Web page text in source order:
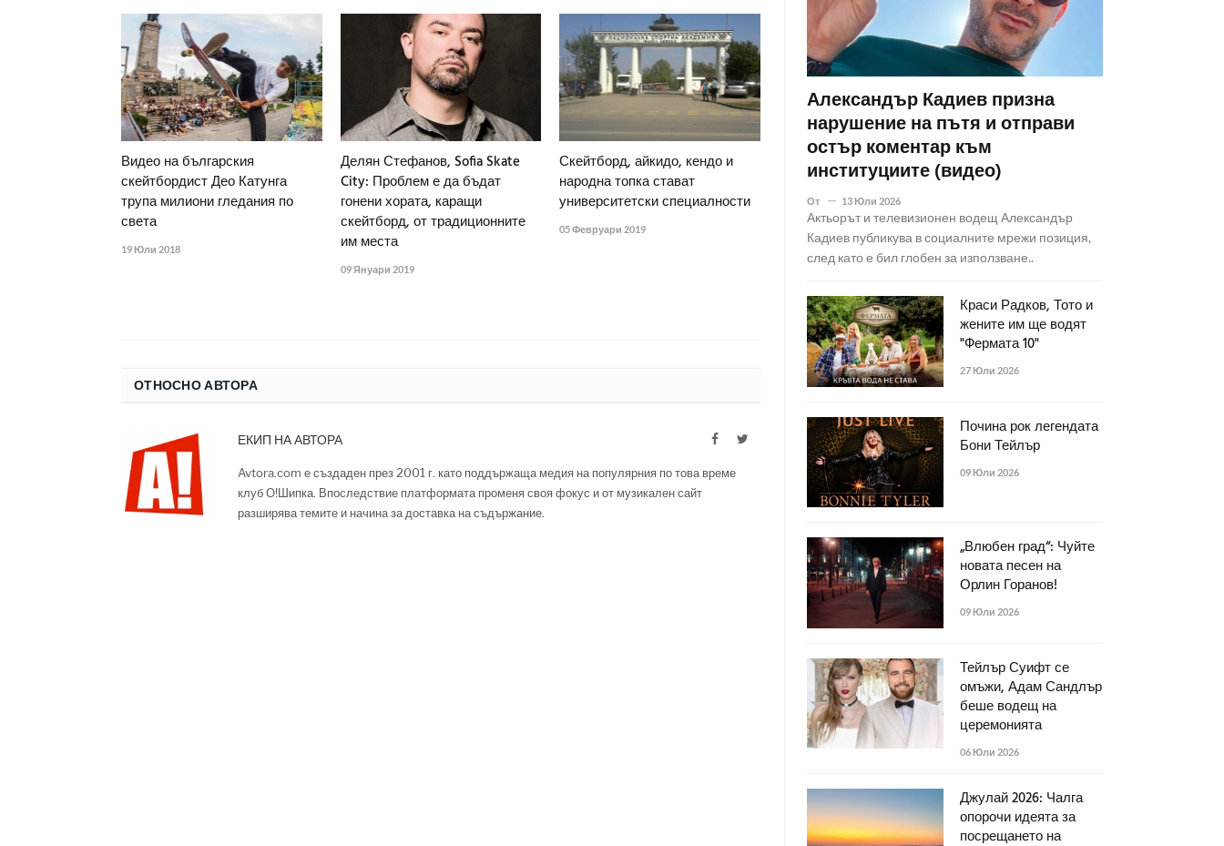
Видео на българския
скейтбордист Део Катунга
трупа милиони гледания по
света
19 Юли 2018
Делян Стефанов, Sofia Skate
City: Проблем е да бъдат
гонени хората, каращи
скейтборд, от традиционните
им места
09 Януари 2019
Скейтборд, айкидо, кендо и
народна топка стават
университетски специалности
05 Февруари 2019
ОТНОСНО АВТОРА
ЕКИП НА АВТОРА FacebookTwitter
Avtora.com е създаден през 2001 г. като поддържаща медия на популярния по това време
клуб О!Шипка. Впоследствие платформата променя своя фокус и от музикален сайт
разширява темите и начина за доставка на съдържание.
Александър Кадиев призна
нарушение на пътя и отправи
остър коментар към
институциите (видео)
От 13 Юли 2026
Актьорът и телевизионен водещ Александър
Кадиев публикува в социалните мрежи позиция,
след като е бил глобен за използване..
Краси Радков, Тото и
жените им ще водят
"Фермата 10"
27 Юли 2026
Почина рок легендата
Бони Тейлър
09 Юли 2026
„Влюбен град“: Чуйте
новата песен на
Орлин Горанов!
09 Юли 2026
Тейлър Суифт се
омъжи, Адам Сандлър
беше водещ на
церемонията
06 Юли 2026
Джулай 2026: Чалга
опорочи идеята за
посрещането на